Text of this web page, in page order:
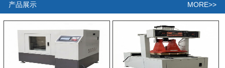
产品展示 MORE>>